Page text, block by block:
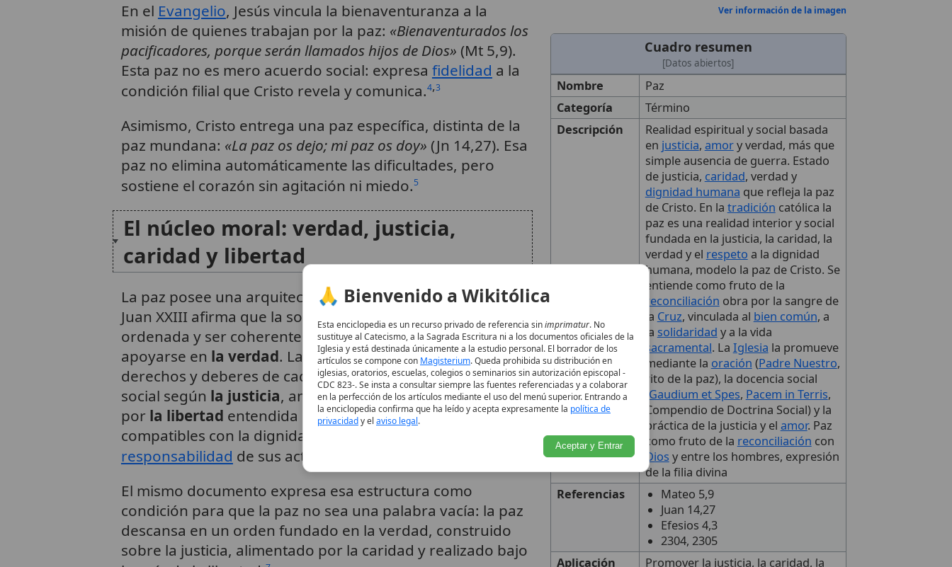
Ver información de la imagen
Cuadro resumen
[Datos abiertos]
Nombre
Paz
Categoría
Término
Descripción
Realidad espiritual y social basada
en justicia, amory verdad, más que
simple ausencia de guerra. Estado
de justicia, caridad, verdad y
dignidad humana que refleja la paz
de Cristo. En la tradición católica la
paz es una realidad interior y social
fundada en la justicia, la caridad, la
verdad y el respeto a la dignidad
humana, modelo la paz de Cristo. Se
entiende como fruto de la
reconciliación obra por la sangre de
la Cruz, vinculada al bien común, a
la solidaridad y a la vida
sacramental. La Iglesia la promueve
mediante la oración (Padre Nuestro,
rito de la paz), la docencia social
Gaudium et Spes, Pacem in Terris,
Compendio de Doctrina Social) y la
práctica de la justicia y el amor. Paz
como fruto de la reconciliación con
Dios y entre los hombres, expresión
de la filia divina
Referencias
Mateo 5,9
Juan 14,27
Efesios 4,3
2304, 2305
Aplicación
Promover la justicia, la caridad, la
En el Evangelio, Jesús vincula la bienaventuranza a la
misión de quienes trabajan por la paz: «Bienaventurados los
pacificadores, porque serán llamados hijos de Dios» (Mt 5,9).
Esta paz no es mero acuerdo social: expresa fidelidad a la
condición filial que Cristo revela y comunica.4,3
Asimismo, Cristo entrega una paz específica, distinta de la
paz mundana: «La paz os dejo; mi paz os doy» (Jn 14,27). Esa
paz no elimina automáticamente las dificultades, pero
sostiene el corazón sin agitación ni miedo.5
El núcleo moral: verdad, justicia,
caridad y libertad
La paz posee una arquitectura moral. EnPacem in Terris,
Juan XXIII afirma que la sociedad, si pretende estar
ordenada y ser coherente con la dignidad humana, debe
apoyarse en la verdad. La verdad comporta reconocer los
derechos y deberes de cada persona y orientar la vida
social según la justicia, animada porel amor, y sostenida
por la libertad entendida como el uso de medios
compatibles con la dignidad de quienes asumen la
responsabilidad de sus actos.
El mismo documento expresa esa estructura como
condición para que la paz no sea una palabra vacía: la paz
descansa en un orden fundado en la verdad, construido
sobre la justicia, alimentado por la caridad y realizado bajo
🙏 Bienvenido a Wikitólica
Esta enciclopedia es un recurso privado de referencia sinimprimatur. No
sustituye al Catecismo, a la Sagrada Escritura ni a los documentos oficiales de la
Iglesia y está destinada únicamente a la estudio personal. El borrador de los
artículos se compone con Magisterium. Queda prohibida su distribución en
iglesias, oratorios, escuelas, colegios o seminarios sin autorización episcopal -
CDC 823-. Se insta a consultar siempre las fuentes referenciadas y a colaborar
en la perfección de los artículos mediante el uso del menú superior. Entrando a
la enciclopedia confirma que ha leído y acepta expresamente la política de
privacidady el aviso legal.
Aceptar y Entrar